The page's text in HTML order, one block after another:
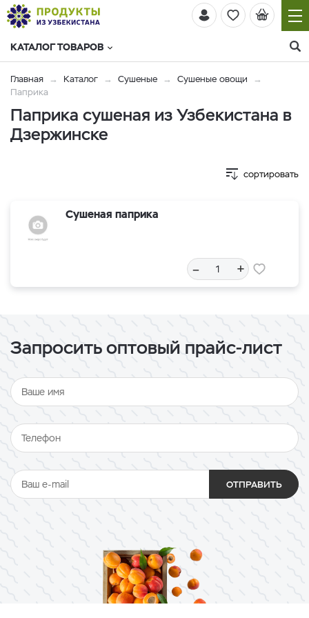
КАТАЛОГ ТОВАРОВ
Главная Каталог Сушеные
Сушеные овощи
Паприка
Паприка сушеная из Узбекистана в
Дзержинске
сортировать
Сушеная паприка
– +
Запросить оптовый прайс-лист
ОТПРАВИТЬ